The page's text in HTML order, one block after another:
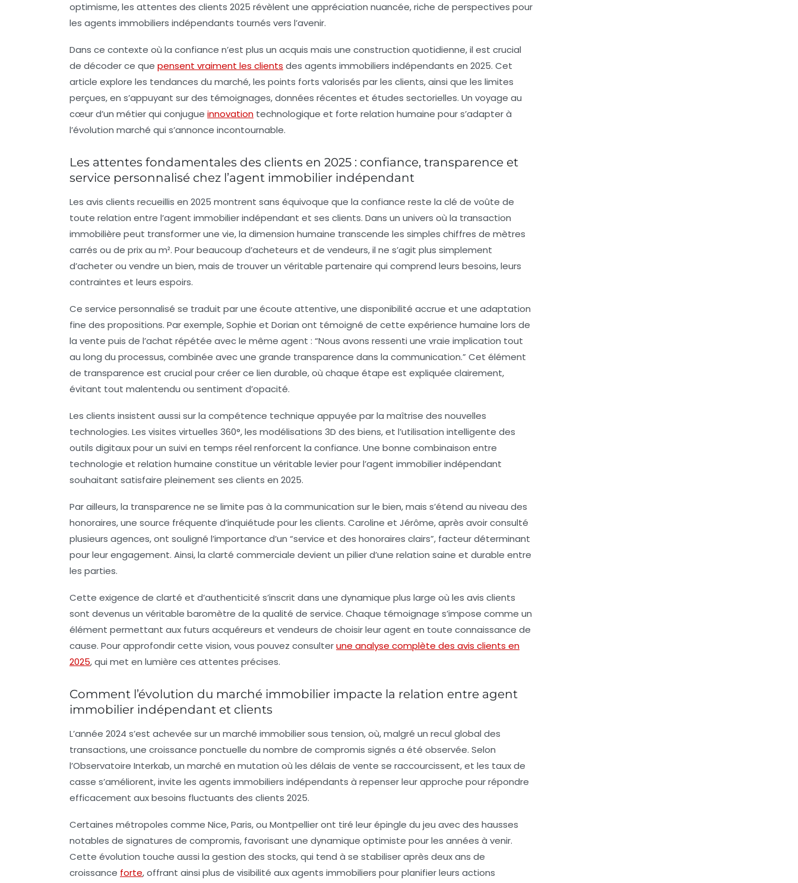
optimisme, les attentes des clients 2025 révèlent une appréciation nuancée, riche de perspectives pour
les agents immobiliers indépendants tournés vers l’avenir.
Dans ce contexte où la confiance n’est plus un acquis mais une construction quotidienne, il est crucial
de décoder ce que pensent vraiment les clients des agents immobiliers indépendants en 2025. Cet
article explore les tendances du marché, les points forts valorisés par les clients, ainsi que les limites
perçues, en s’appuyant sur des témoignages, données récentes et études sectorielles. Un voyage au
cœur d’un métier qui conjugue innovation technologique et forte relation humaine pour s’adapter à
l’évolution marché qui s’annonce incontournable.
Les attentes fondamentales des clients en 2025 : confiance, transparence et
service personnalisé chez l’agent immobilier indépendant
Les avis clients recueillis en 2025 montrent sans équivoque que la confiance reste la clé de voûte de
toute relation entre l’agent immobilier indépendant et ses clients. Dans un univers où la transaction
immobilière peut transformer une vie, la dimension humaine transcende les simples chiffres de mètres
carrés ou de prix au m². Pour beaucoup d’acheteurs et de vendeurs, il ne s’agit plus simplement
d’acheter ou vendre un bien, mais de trouver un véritable partenaire qui comprend leurs besoins, leurs
contraintes et leurs espoirs.
Ce service personnalisé se traduit par une écoute attentive, une disponibilité accrue et une adaptation
fine des propositions. Par exemple, Sophie et Dorian ont témoigné de cette expérience humaine lors de
la vente puis de l’achat répétée avec le même agent : “Nous avons ressenti une vraie implication tout
au long du processus, combinée avec une grande transparence dans la communication.” Cet élément
de transparence est crucial pour créer ce lien durable, où chaque étape est expliquée clairement,
évitant tout malentendu ou sentiment d’opacité.
Les clients insistent aussi sur la compétence technique appuyée par la maîtrise des nouvelles
technologies. Les visites virtuelles 360°, les modélisations 3D des biens, et l’utilisation intelligente des
outils digitaux pour un suivi en temps réel renforcent la confiance. Une bonne combinaison entre
technologie et relation humaine constitue un véritable levier pour l’agent immobilier indépendant
souhaitant satisfaire pleinement ses clients en 2025.
Par ailleurs, la transparence ne se limite pas à la communication sur le bien, mais s’étend au niveau des
honoraires, une source fréquente d’inquiétude pour les clients. Caroline et Jérôme, après avoir consulté
plusieurs agences, ont souligné l’importance d’un “service et des honoraires clairs”, facteur déterminant
pour leur engagement. Ainsi, la clarté commerciale devient un pilier d’une relation saine et durable entre
les parties.
Cette exigence de clarté et d’authenticité s’inscrit dans une dynamique plus large où les avis clients
sont devenus un véritable baromètre de la qualité de service. Chaque témoignage s’impose comme un
élément permettant aux futurs acquéreurs et vendeurs de choisir leur agent en toute connaissance de
cause. Pour approfondir cette vision, vous pouvez consulterune analyse complète des avis clients en
2025, qui met en lumière ces attentes précises.
Comment l’évolution du marché immobilier impacte la relation entre agent
immobilier indépendant et clients
L’année 2024 s’est achevée sur un marché immobilier sous tension, où, malgré un recul global des
transactions, une croissance ponctuelle du nombre de compromis signés a été observée. Selon
l’Observatoire Interkab, un marché en mutation où les délais de vente se raccourcissent, et les taux de
casse s’améliorent, invite les agents immobiliers indépendants à repenser leur approche pour répondre
efficacement aux besoins fluctuants des clients 2025.
Certaines métropoles comme Nice, Paris, ou Montpellier ont tiré leur épingle du jeu avec des hausses
notables de signatures de compromis, favorisant une dynamique optimiste pour les années à venir.
Cette évolution touche aussi la gestion des stocks, qui tend à se stabiliser après deux ans de
croissance forte, offrant ainsi plus de visibilité aux agents immobiliers pour planifier leurs actions